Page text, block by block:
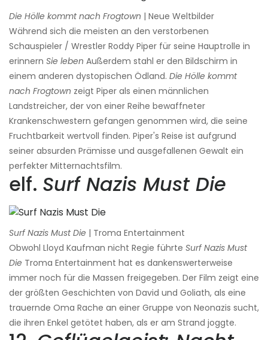
Die Hölle kommt nach Frogtown | Neue Weltbilder
Während sich die meisten an den verstorbenen
Schauspieler / Wrestler Roddy Piper für seine Hauptrolle in
erinnern Sie leben Außerdem stahl er den Bildschirm in
einem anderen dystopischen Ödland. Die Hölle kommt
nach Frogtown zeigt Piper als einen männlichen
Landstreicher, der von einer Reihe bewaffneter
Krankenschwestern gefangen genommen wird, die seine
Fruchtbarkeit wertvoll finden. Piper's Reise ist aufgrund
seiner absurden Prämisse und ausgefallenen Gewalt ein
perfekter Mitternachtsfilm.
elf. Surf Nazis Must Die
Surf Nazis Must Die | Troma Entertainment
Obwohl Lloyd Kaufman nicht Regie führte Surf Nazis Must
Die Troma Entertainment hat es dankenswerterweise
immer noch für die Massen freigegeben. Der Film zeigt eine
der größten Geschichten von David und Goliath, als eine
trauernde Oma Rache an einer Gruppe von Neonazis sucht,
die ihren Enkel getötet haben, als er am Strand joggte.